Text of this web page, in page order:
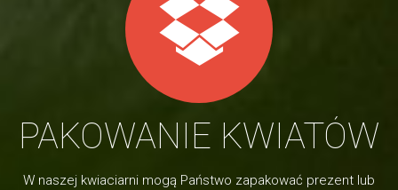
PAKOWANIE KWIATÓW
W naszej kwiaciarni mogą Państwo zapakować prezent lub